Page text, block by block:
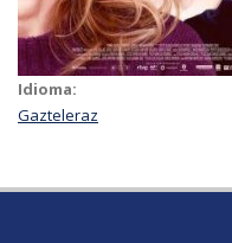
Idioma:
Gazteleraz